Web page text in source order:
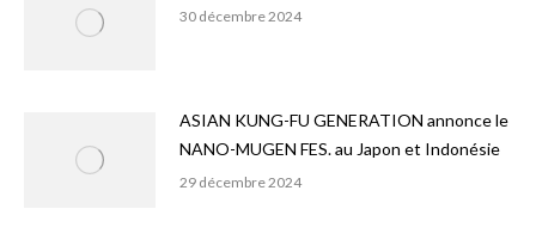
30 décembre 2024
ASIAN KUNG-FU GENERATION annonce le
NANO-MUGEN FES. au Japon et Indonésie
29 décembre 2024